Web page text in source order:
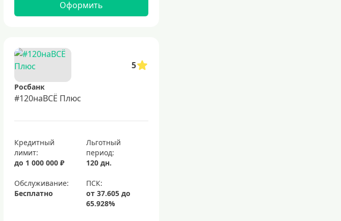
Оформить
5
Росбанк
#120наВСЁ Плюс
Кредитный
лимит:
до 1 000 000 ₽
Льготный
период:
120 дн.
Обслуживание:
Бесплатно